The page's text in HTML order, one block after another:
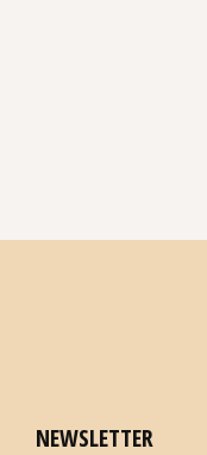
NEWSLETTER